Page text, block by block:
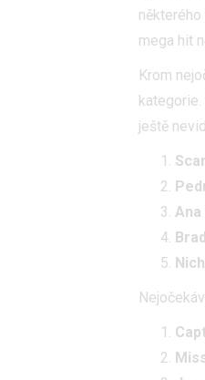
mega hit
Krom
ještě